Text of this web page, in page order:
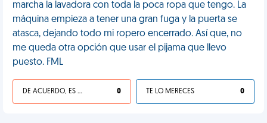
marcha la lavadora con toda la poca ropa que tengo. La
máquina empieza a tener una gran fuga y la puerta se
atasca, dejando todo mi ropero encerrado. Así que, no
me queda otra opción que usar el pijama que llevo
puesto. FML
DE ACUERDO, ES UNA VIDA HP 0 TE LO MERECES 0